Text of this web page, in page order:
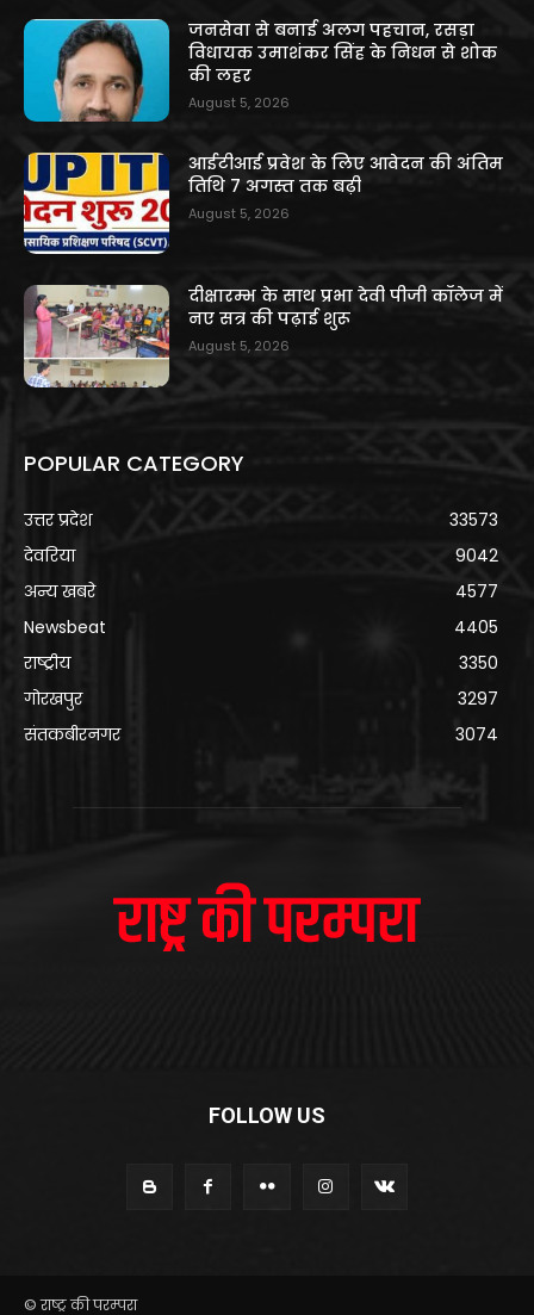
जनसेवा से बनाई अलग पहचान, रसड़ा
विधायक उमाशंकर सिंह के निधन से शोक
की लहर
August 5, 2026
आईटीआई प्रवेश के लिए आवेदन की अंतिम
तिथि 7 अगस्त तक बढ़ी
August 5, 2026
दीक्षारम्भ के साथ प्रभा देवी पीजी कॉलेज में
नए सत्र की पढ़ाई शुरू
August 5, 2026
POPULAR CATEGORY
उत्तर प्रदेश
33573
देवरिया
9042
अन्य खबरे
4577
Newsbeat
4405
राष्ट्रीय
3350
गोरखपुर
3297
संतकबीरनगर
3074
FOLLOW US
© राष्ट्र की परम्परा